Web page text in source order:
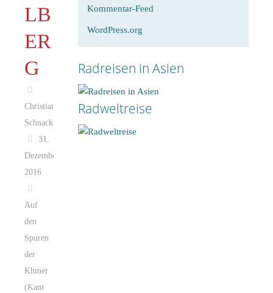
LB
ER
G
Christian
Schnack
31.
Dezember
2016
Auf
den
Spuren
der
Khmer
(Kam
Kommentar-Feed
WordPress.org
Radreisen in Asien
Radweltreise